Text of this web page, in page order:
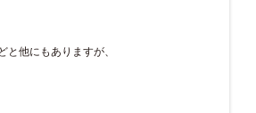
と他にもありますが、